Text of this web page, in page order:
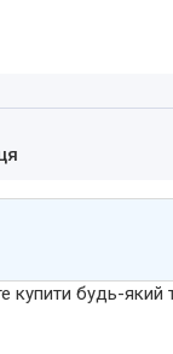
купити будь-